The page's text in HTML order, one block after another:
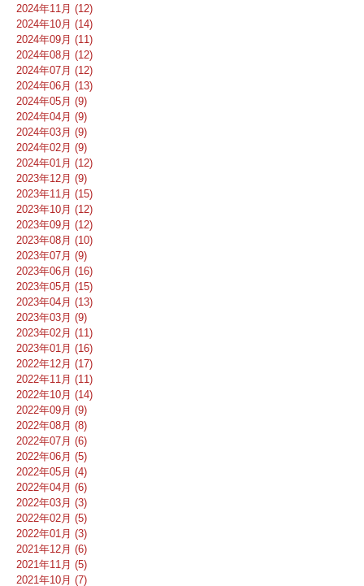
2024年11月 (12)
2024年10月 (14)
2024年09月 (11)
2024年08月 (12)
2024年07月 (12)
2024年06月 (13)
2024年05月 (9)
2024年04月 (9)
2024年03月 (9)
2024年02月 (9)
2024年01月 (12)
2023年12月 (9)
2023年11月 (15)
2023年10月 (12)
2023年09月 (12)
2023年08月 (10)
2023年07月 (9)
2023年06月 (16)
2023年05月 (15)
2023年04月 (13)
2023年03月 (9)
2023年02月 (11)
2023年01月 (16)
2022年12月 (17)
2022年11月 (11)
2022年10月 (14)
2022年09月 (9)
2022年08月 (8)
2022年07月 (6)
2022年06月 (5)
2022年05月 (4)
2022年04月 (6)
2022年03月 (3)
2022年02月 (5)
2022年01月 (3)
2021年12月 (6)
2021年11月 (5)
2021年10月 (7)